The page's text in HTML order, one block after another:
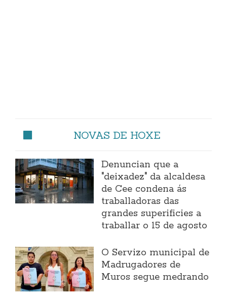
NOVAS DE HOXE
Denuncian que a
"deixadez" da alcaldesa
de Cee condena ás
traballadoras das
grandes superificies a
traballar o 15 de agosto
O Servizo municipal de
Madrugadores de
Muros segue medrando